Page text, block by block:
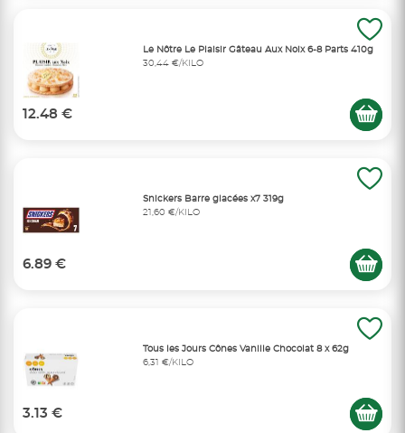
Le Nôtre Le Plaisir Gâteau Aux Noix 6-8 Parts 410g
30,44 €/KILO
12.48 €
Snickers Barre glacées x7 319g
21,60 €/KILO
6.89 €
Tous les Jours Cônes Vanille Chocolat 8 x 62g
6,31 €/KILO
3.13 €